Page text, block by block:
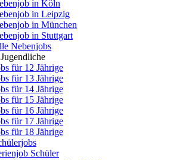
in Köln
in Leipzig
in München
in Stuttgart
Nebenjobs
für 12 Jährige
für 13 Jährige
für 14 Jährige
für 15 Jährige
für 16 Jährige
für 17 Jährige
für 18 Jährige
Schüler